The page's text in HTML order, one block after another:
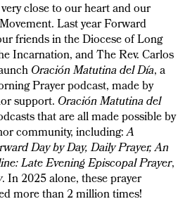
close to our heart and our
Last year Forward
friends in the Diocese of Long
Incarnation, and The Rev. Carlos
Oración Matutina del Día, a
Prayer podcast, made by
support. Oración Matutina del
that are all made possible by
community, including:A
Day by Day, Daily Prayer, An
Late Evening Episcopal Prayer,
. In 2025 alone, these prayer
more than 2 million times!